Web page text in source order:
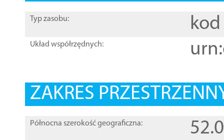
Typ zasobu: kod
Układ współrzędnych:
ZAKRES
Północna szerokość geograficzna: